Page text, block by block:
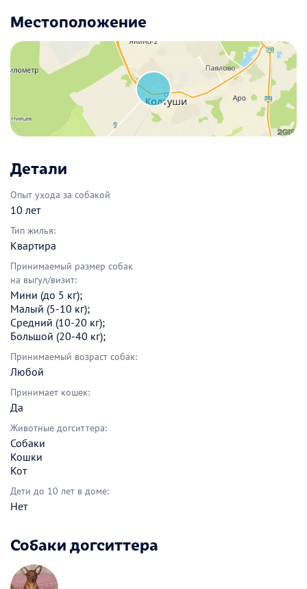
Местоположение
Детали
Опыт ухода за собакой
10 лет
Тип жилья:
Квартира
Принимаемый размер собак
на выгул/визит:
Мини (до 5 кг);
Малый (5-10 кг);
Средний (10-20 кг);
Большой (20-40 кг);
Принимаемый возраст собак:
Любой
Принимает кошек:
Да
Животные догситтера:
Собаки
Кошки
Кот
Дети до 10 лет в доме:
Нет
Собаки догситтера